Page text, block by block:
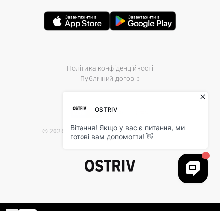
Політика конфіденційності
Публічний договір
© 2026 Ostriv.ua Store. All Rights Reserved.